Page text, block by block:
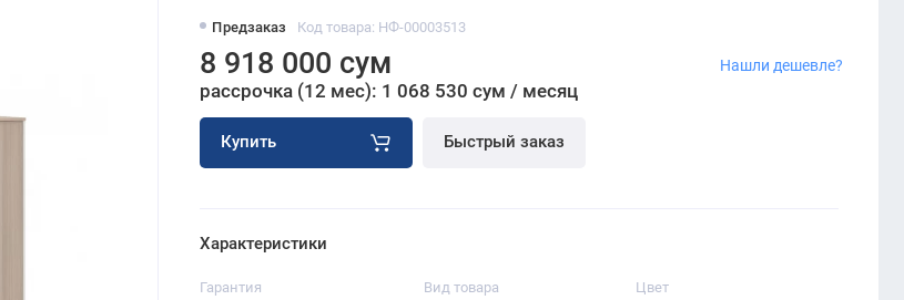
Предзаказ Код товара: НФ-00003513
8 918 000 сум
рассрочка (12 мес): 1 068 530 сум / месяц
Купить Быстрый заказ
Нашли дешевле?
Характеристики
Гарантия Вид товара Цвет